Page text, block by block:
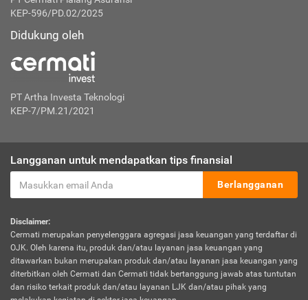
KEP-596/PD.02/2025
Didukung oleh
PT Artha Investa Teknologi
KEP-7/PM.21/2021
Langganan untuk mendapatkan tips finansial
Berlangganan
Disclaimer:
Cermati merupakan penyelenggara agregasi jasa keuangan yang terdaftar di
OJK. Oleh karena itu, produk dan/atau layanan jasa keuangan yang
ditawarkan bukan merupakan produk dan/atau layanan jasa keuangan yang
diterbitkan oleh Cermati dan Cermati tidak bertanggung jawab atas tuntutan
dan risiko terkait produk dan/atau layanan LJK dan/atau pihak yang